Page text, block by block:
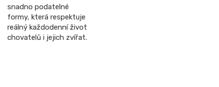
snadno podatelné
formy, která respektuje
reálný každodenní život
chovatelů i jejich zvířat.